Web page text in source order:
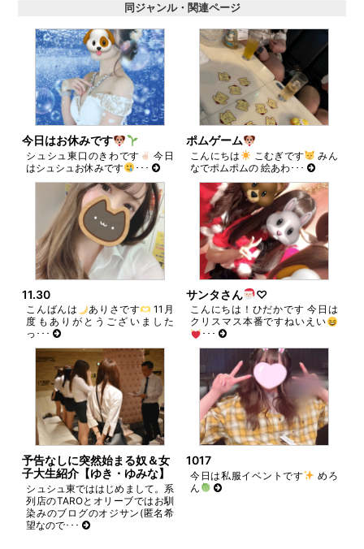
き
ま
す)
同ジャンル・関連ページ
今日はお休みです
シュシュ東口のきわです
今日
はシュシュお休みです
･･･
ポムゲーム
こんにちは こむぎです
みん
なでポムポムの 絵あわ･･･
11.30
こんばんは ありさです
11月
度もありがとうございました
っ･･･
サンタさん ♡
こんにちは！ひだかです 今日は
クリスマス本番ですねいえい
･･･
予告なしに突然始まる奴＆女
子大生紹介【ゆき・ゆみな】
シュシュ東でははじめまして。系
列店のTAROとオリーブではお馴
染みのブログのオジサン(匿名希
望なので･･･
1017
今日は私服イベントです
めろ
ん